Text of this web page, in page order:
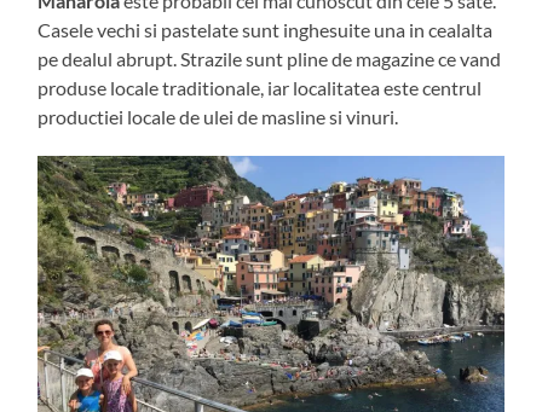
Casele vechi si pastelate sunt inghesuite una in cealalta
pe dealul abrupt. Strazile sunt pline de magazine ce vand
produse locale traditionale, iar localitatea este centrul
productiei locale de ulei de masline si vinuri.